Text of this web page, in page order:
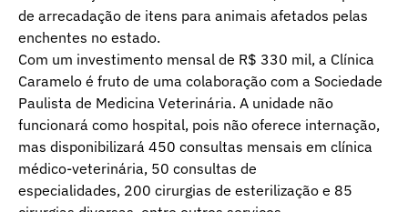
de arrecadação de itens para animais afetados pelas
enchentes no estado.
Com um investimento mensal de R$ 330 mil, a Clínica
Caramelo é fruto de uma colaboração com a Sociedade
Paulista de Medicina Veterinária. A unidade não
funcionará como hospital, pois não oferece internação,
mas disponibilizará 450 consultas mensais em clínica
médico-veterinária, 50 consultas de
especialidades, 200 cirurgias de esterilização e 85